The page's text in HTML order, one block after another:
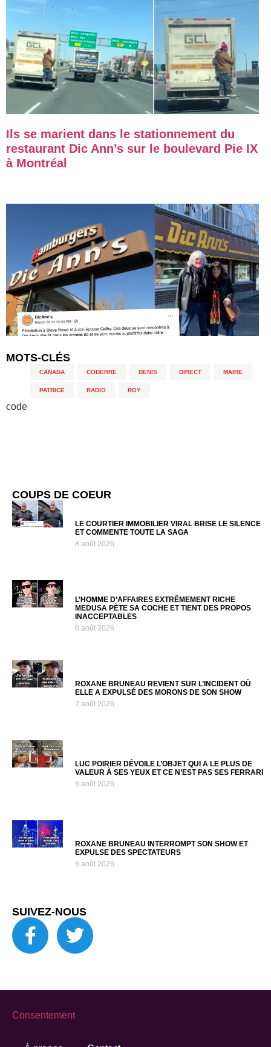
Ils se marient dans le stationnement du
restaurant Dic Ann’s sur le boulevard Pie IX
à Montréal
MOTS-CLÉS
CANADA CODERRE DENIS DIRECT MAIRE
PATRICE RADIO ROY
code
COUPS DE COEUR
LE COURTIER IMMOBILIER VIRAL BRISE LE SILENCE
ET COMMENTE TOUTE LA SAGA
8 août 2026
L’HOMME D’AFFAIRES EXTRÊMEMENT RICHE
MEDUSA PÈTE SA COCHE ET TIENT DES PROPOS
INACCEPTABLES
8 août 2026
ROXANE BRUNEAU REVIENT SUR L’INCIDENT OÙ
ELLE A EXPULSÉ DES MORONS DE SON SHOW
7 août 2026
LUC POIRIER DÉVOILE L’OBJET QUI A LE PLUS DE
VALEUR À SES YEUX ET CE N’EST PAS SES FERRARI
6 août 2026
ROXANE BRUNEAU INTERROMPT SON SHOW ET
EXPULSE DES SPECTATEURS
6 août 2026
SUIVEZ-NOUS
Consentement